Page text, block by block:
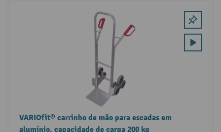
VARIOfit® carrinho de mão para escadas em
alumínio, capacidade de carga 200 kg